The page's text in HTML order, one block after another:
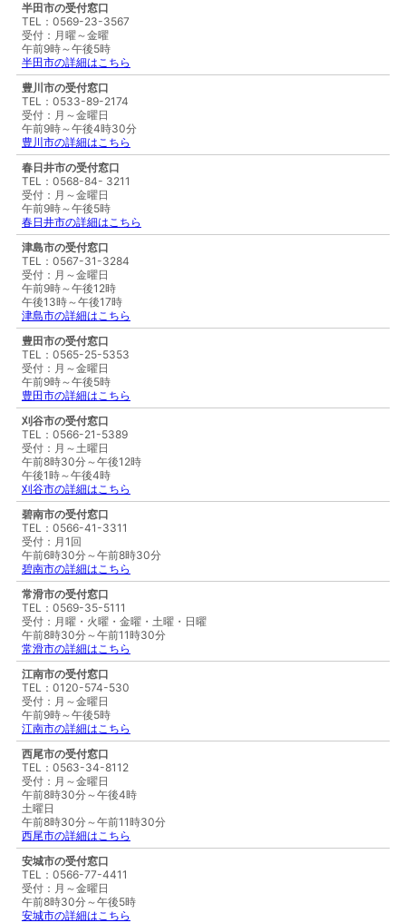
半田市の受付窓口
TEL：0569-23-3567
受付：月曜～金曜
午前9時～午後5時
半田市の詳細はこちら
豊川市の受付窓口
TEL：0533-89-2174
受付：月～金曜日
午前9時～午後4時30分
豊川市の詳細はこちら
春日井市の受付窓口
TEL：0568-84- 3211
受付：月～金曜日
午前9時～午後5時
春日井市の詳細はこちら
津島市の受付窓口
TEL：0567-31-3284
受付：月～金曜日
午前9時～午後12時
午後13時～午後17時
津島市の詳細はこちら
豊田市の受付窓口
TEL：0565-25-5353
受付：月～金曜日
午前9時～午後5時
豊田市の詳細はこちら
刈谷市の受付窓口
TEL：0566-21-5389
受付：月～土曜日
午前8時30分～午後12時
午後1時～午後4時
刈谷市の詳細はこちら
碧南市の受付窓口
TEL：0566-41-3311
受付：月1回
午前6時30分～午前8時30分
碧南市の詳細はこちら
常滑市の受付窓口
TEL：0569-35-5111
受付：月曜・火曜・金曜・土曜・日曜
午前8時30分～午前11時30分
常滑市の詳細はこちら
江南市の受付窓口
TEL：0120-574-530
受付：月～金曜日
午前9時～午後5時
江南市の詳細はこちら
西尾市の受付窓口
TEL：0563-34-8112
受付：月～金曜日
午前8時30分～午後4時
土曜日
午前8時30分～午前11時30分
西尾市の詳細はこちら
安城市の受付窓口
TEL：0566-77-4411
受付：月～金曜日
午前8時30分～午後5時
安城市の詳細はこちら